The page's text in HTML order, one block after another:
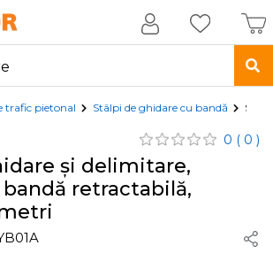
trafic pietonal Stâlpi de ghidare cu bandă
0 ( 0 )
și delimitare,
retractabilă,